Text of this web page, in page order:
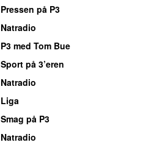
Pressen på P3
Natradio
P3 med Tom Bue
Sport på 3’eren
Natradio
Liga
Smag på P3
Natradio